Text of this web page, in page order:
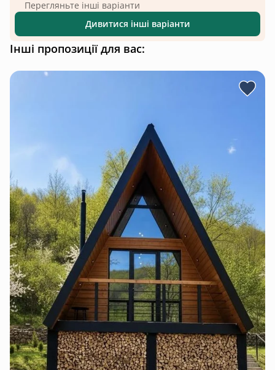
Перегляньте інші варіанти
Дивитися інші варіанти
Інші пропозиції для вас: